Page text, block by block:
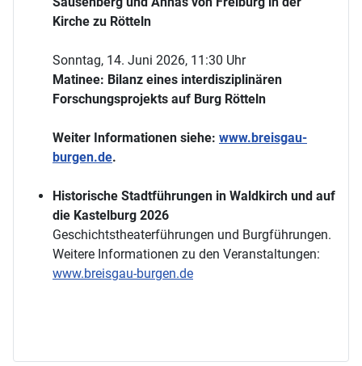
Kirche zu Rötteln
Sonntag, 14. Juni 2026, 11:30 Uhr
Matinee: Bilanz eines interdisziplinären
Forschungsprojekts auf Burg Rötteln
Weiter Informationen siehe: www.breisgau-
burgen.de.
Historische Stadtführungen in Waldkirch und auf
die Kastelburg 2026
Geschichtstheaterführungen und Burgführungen.
Weitere Informationen zu den Veranstaltungen:
www.breisgau-burgen.de